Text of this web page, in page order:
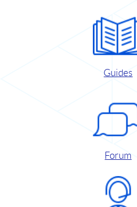
Guides
Forum